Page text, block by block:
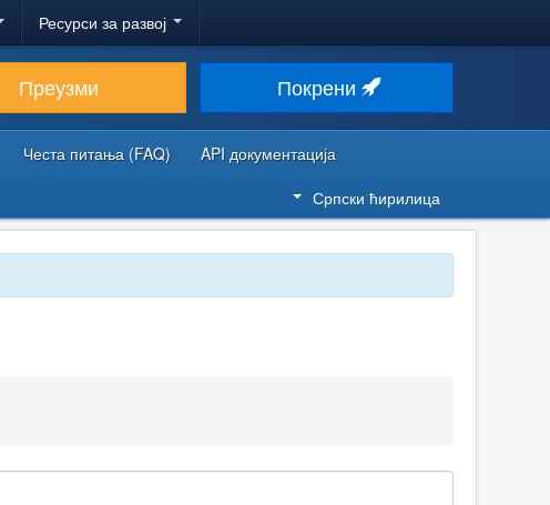
Ресурси за развој
Преузми Покрени
Честа питања (FAQ)
API документација
Српски ћирилица